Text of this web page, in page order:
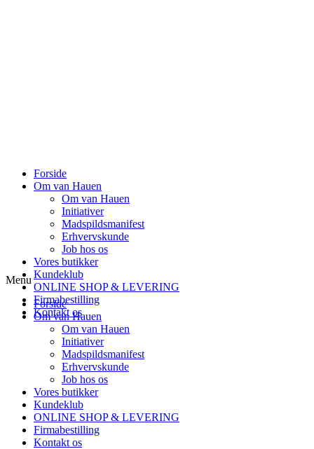
Forside
Om van Hauen
Om van Hauen
Initiativer
Madspildsmanifest
Erhvervskunde
Job hos os
Vores butikker
Kundeklub
ONLINE SHOP & LEVERING
Firmabestilling
Kontakt os
Menu
Forside
Om van Hauen
Om van Hauen
Initiativer
Madspildsmanifest
Erhvervskunde
Job hos os
Vores butikker
Kundeklub
ONLINE SHOP & LEVERING
Firmabestilling
Kontakt os